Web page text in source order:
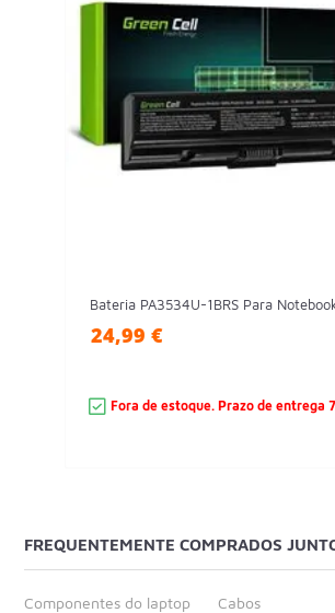
Bateria PA3534U-1BRS Para
24,99 €
Fora de estoque. Prazo de entrega
FREQUENTEMENTE COMPRADOS
Componentes do laptop Cabos